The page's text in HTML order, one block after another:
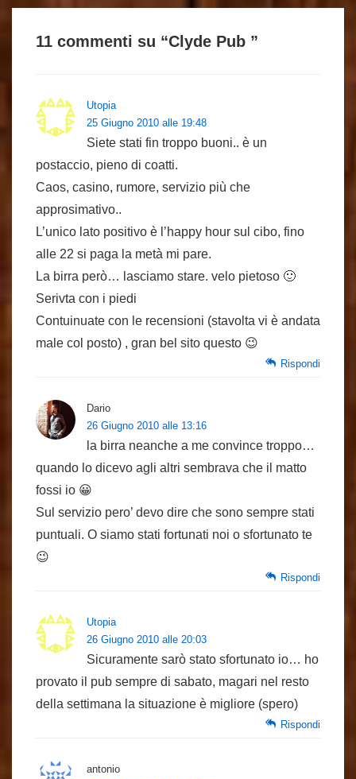
11 commenti su “Clyde Pub ”
Utopia
25 Giugno 2010 alle 19:48
Siete stati fin troppo buoni.. è un
postaccio, pieno di coatti.
Caos, casino, rumore, servizio più che
approsimativo..
L’unico lato positivo è l’happy hour sul cibo, fino
alle 22 si paga la metà mi pare.
La birra però… lasciamo stare. velo pietoso 🙂
Serivta con i piedi
Contuinuate con le recensioni (stavolta vi è andata
male col posto) , gran bel sito questo 😉
Rispondi
Dario
26 Giugno 2010 alle 13:16
la birra neanche a me convince troppo…
quando lo dicevo agli altri sembrava che il matto
fossi io 😀
Sul servizio pero’ devo dire che sono sempre stati
puntuali. O siamo stati fortunati noi o sfortunato te
😉
Rispondi
Utopia
26 Giugno 2010 alle 20:03
Sicuramente sarò stato sfortunato io… ho
provato il pub sempre di sabato, magari nel resto
della settimana la situazione è migliore (spero)
Rispondi
antonio